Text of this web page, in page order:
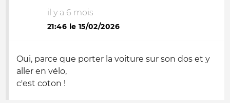
il y a 6 mois
21:46 le 15/02/2026
Oui, parce que porter la voiture sur son dos et y
aller en vélo,
c'est coton !